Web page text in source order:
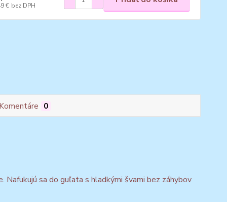
€ bez DPH
0
sa do guľata s hladkými švami bez záhybov